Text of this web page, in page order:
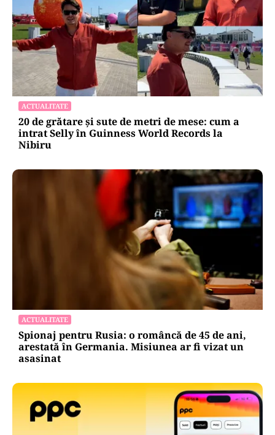
ACTUALITATE
20 de grătare și sute de metri de mese: cum a
intrat Selly în Guinness World Records la
Nibiru
ACTUALITATE
Spionaj pentru Rusia: o româncă de 45 de ani,
arestată în Germania. Misiunea ar fi vizat un
asasinat